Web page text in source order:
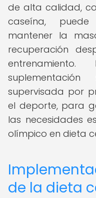
de alta calidad,
caseína,
mantener la
recuperación
supervisada por
el deporte, para
las necesidades
olímpico en dieta
de la dieta